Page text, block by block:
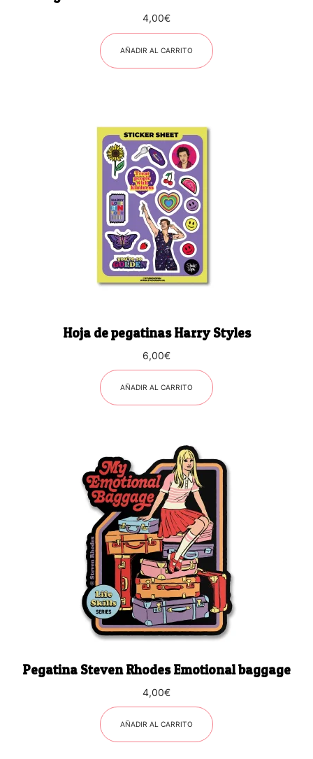
4,00€
AÑADIR AL CARRITO
Hoja de pegatinas Harry Styles
6,00€
AÑADIR AL CARRITO
Pegatina Steven Rhodes Emotional baggage
4,00€
AÑADIR AL CARRITO